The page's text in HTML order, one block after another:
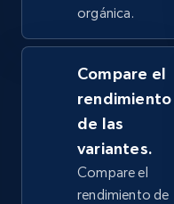
URL, Product id,
Rating, Reviews
more.
2.4K+ 200+
Home Depot US
orgánica.
Compare el
rendimiento
de las
variantes.
Compare el
rendimiento de